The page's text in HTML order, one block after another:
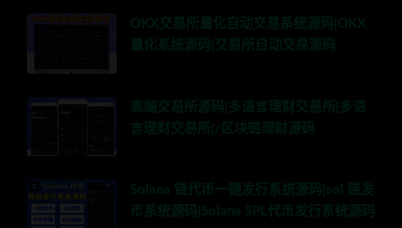
OKX交易所量化自动交易系统源码|OKX
量化系统源码|交易所自动交易源码
高端交易所源码|多语言理财交易所|多语
言理财交易所|/区块链理财源码
Solana 链代币一键发行系统源码|sol 链发
币系统源码|Solana SPL代币发行系统源码